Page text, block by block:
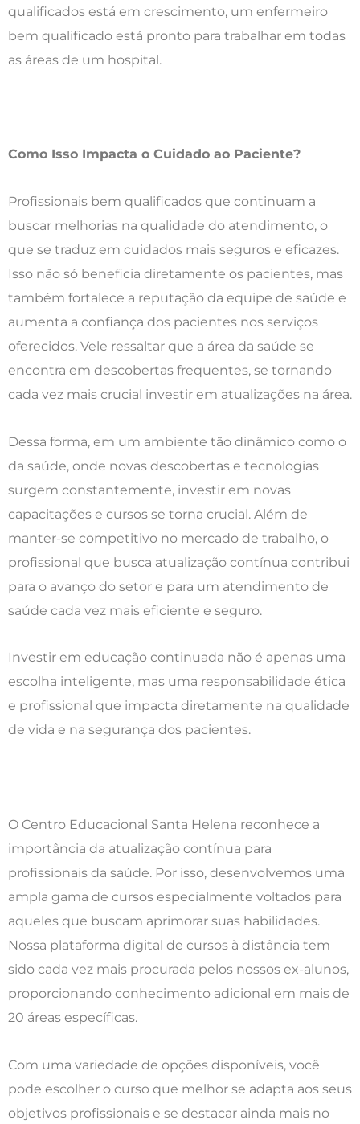
qualificados está em crescimento, um enfermeiro
bem qualificado está pronto para trabalhar em todas
as áreas de um hospital.
Como Isso Impacta o Cuidado ao Paciente?
Profissionais bem qualificados que continuam a
buscar melhorias na qualidade do atendimento, o
que se traduz em cuidados mais seguros e eficazes.
Isso não só beneficia diretamente os pacientes, mas
também fortalece a reputação da equipe de saúde e
aumenta a confiança dos pacientes nos serviços
oferecidos. Vele ressaltar que a área da saúde se
encontra em descobertas frequentes, se tornando
cada vez mais crucial investir em atualizações na área.
Dessa forma, em um ambiente tão dinâmico como o
da saúde, onde novas descobertas e tecnologias
surgem constantemente, investir em novas
capacitações e cursos se torna crucial. Além de
manter-se competitivo no mercado de trabalho, o
profissional que busca atualização contínua contribui
para o avanço do setor e para um atendimento de
saúde cada vez mais eficiente e seguro.
Investir em educação continuada não é apenas uma
escolha inteligente, mas uma responsabilidade ética
e profissional que impacta diretamente na qualidade
de vida e na segurança dos pacientes.
O Centro Educacional Santa Helena reconhece a
importância da atualização contínua para
profissionais da saúde. Por isso, desenvolvemos uma
ampla gama de cursos especialmente voltados para
aqueles que buscam aprimorar suas habilidades.
Nossa plataforma digital de cursos à distância tem
sido cada vez mais procurada pelos nossos ex-alunos,
proporcionando conhecimento adicional em mais de
20 áreas específicas.
Com uma variedade de opções disponíveis, você
pode escolher o curso que melhor se adapta aos seus
objetivos profissionais e se destacar ainda mais no